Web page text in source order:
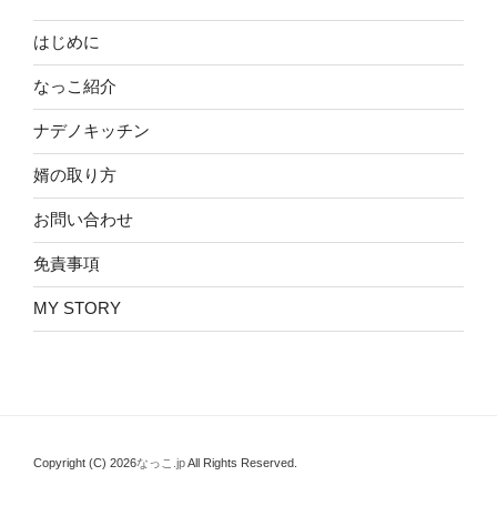
はじめに
なっこ紹介
ナデノキッチン
婿の取り方
お問い合わせ
免責事項
MY STORY
Copyright (C) 2026なっこ.jpAll Rights Reserved.